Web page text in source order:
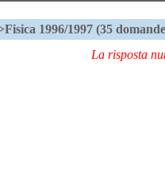
1996/1997 (35
La risposta